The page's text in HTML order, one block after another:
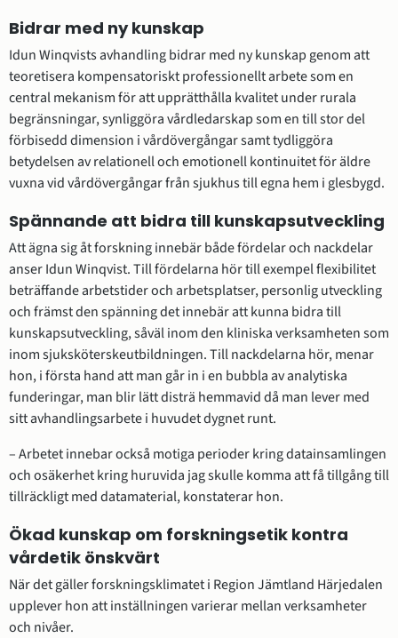
Bidrar med ny kunskap
Idun Winqvists avhandling bidrar med ny kunskap genom att
teoretisera kompensatoriskt professionellt arbete som en
central mekanism för att upprätthålla kvalitet under rurala
begränsningar, synliggöra vårdledarskap som en till stor del
förbisedd dimension i vårdövergångar samt tydliggöra
betydelsen av relationell och emotionell kontinuitet för äldre
vuxna vid vårdövergångar från sjukhus till egna hem i glesbygd.
Spännande att bidra till kunskapsutveckling
Att ägna sig åt forskning innebär både fördelar och nackdelar
anser Idun Winqvist. Till fördelarna hör till exempel ﬂexibilitet
beträﬀande arbetstider och arbetsplatser, personlig utveckling
och främst den spänning det innebär att kunna bidra till
kunskapsutveckling, såväl inom den kliniska verksamheten som
inom sjuksköterskeutbildningen. Till nackdelarna hör, menar
hon, i första hand att man går in i en bubbla av analytiska
funderingar, man blir lätt disträ hemmavid då man lever med
sitt avhandlingsarbete i huvudet dygnet runt.
– Arbetet innebar också motiga perioder kring datainsamlingen
och osäkerhet kring huruvida jag skulle komma att få tillgång till
tillräckligt med datamaterial, konstaterar hon.
Ökad kunskap om forskningsetik kontra
vårdetik önskvärt
När det gäller forskningsklimatet i Region Jämtland Härjedalen
upplever hon att inställningen varierar mellan verksamheter
och nivåer.